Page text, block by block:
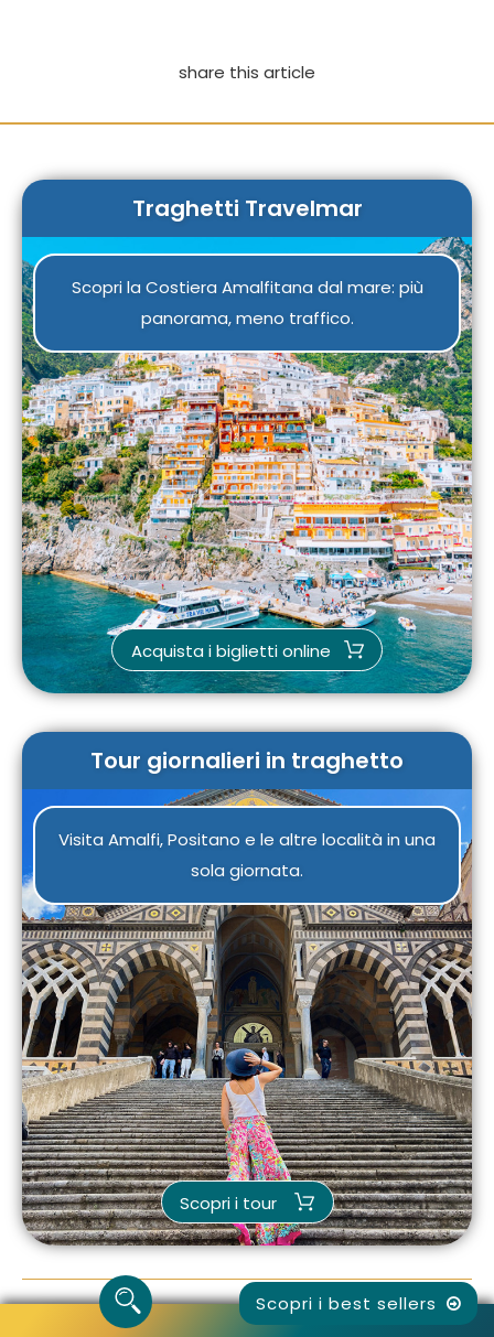
share this article
Traghetti Travelmar
Scopri la Costiera Amalfitana dal mare: più
panorama, meno traffico.
Acquista i biglietti online
Tour giornalieri in traghetto
Visita Amalfi, Positano e le altre località in una
sola giornata.
Scopri i tour
Scopri i best sellers